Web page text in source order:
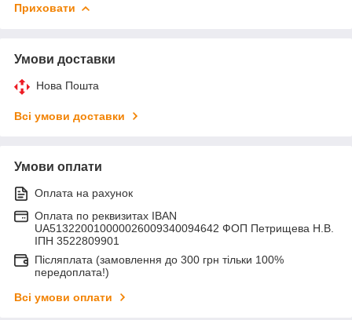
Приховати
Умови доставки
Нова Пошта
Всі умови доставки
Умови оплати
Оплата на рахунок
Оплата по реквизитах IBAN
UA513220010000026009340094642 ФОП Петрищева Н.В.
ІПН 3522809901
Післяплата (замовлення до 300 грн тільки 100%
передоплата!)
Всі умови оплати